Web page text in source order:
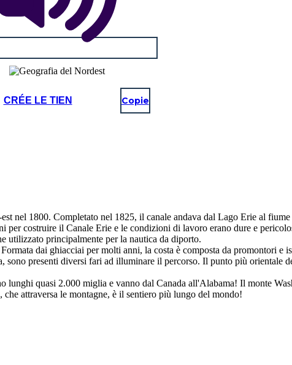
CRÉE LE TIEN Copie
nel 1800. Completato nel 1825, il canale andava dal Lago Erie al
costruire il Canale Erie e le condizioni di lavoro erano dure e
utilizzato principalmente per la nautica da diporto.
dai ghiacciai per molti anni, la costa è composta da promontori e
sono presenti diversi fari ad illuminare il percorso. Il punto più orientale
lunghi quasi 2.000 miglia e vanno dal Canada all'Alabama! Il monte
attraversa le montagne, è il sentiero più lungo del mondo!